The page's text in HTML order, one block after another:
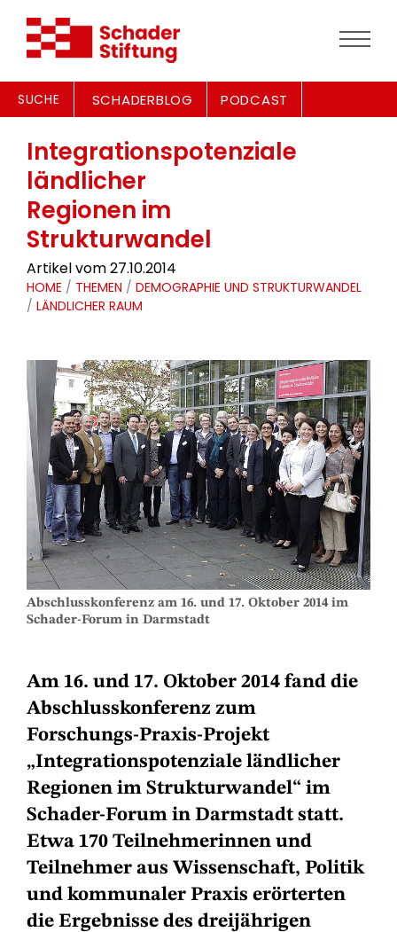
SUCHE SCHADERBLOG PODCAST
Integrationspotenziale
ländlicher
Regionen im
Strukturwandel
Artikel vom 27.10.2014
HOME / THEMEN / DEMOGRAPHIE UND STRUKTURWANDEL
/ LÄNDLICHER RAUM
Abschlusskonferenz am 16. und 17. Oktober 2014 im
Schader-Forum in Darmstadt
Am 16. und 17. Oktober 2014 fand die
Abschlusskonferenz zum
Forschungs-Praxis-Projekt
„Integrationspotenziale ländlicher
Regionen im Strukturwandel“ im
Schader-Forum in Darmstadt statt.
Etwa 170 Teilnehmerinnen und
Teilnehmer aus Wissenschaft, Politik
und kommunaler Praxis erörterten
die Ergebnisse des dreijährigen